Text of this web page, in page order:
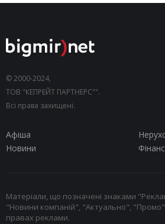
© 2000-2024,
ТОВ "КЕПРЕЙТ ПАРТНЕРС"".
Всі права захищені.
Афіша
Новини
Матеріали, що позначені знаками
"Новини компаній", "Актуально",
правах реклами.